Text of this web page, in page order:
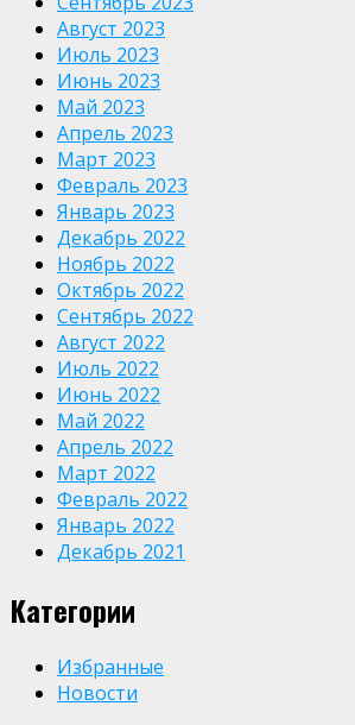
Август 2023
Июль 2023
Июнь 2023
Май 2023
Апрель 2023
Март 2023
Февраль 2023
Январь 2023
Декабрь 2022
Ноябрь 2022
Октябрь 2022
Сентябрь 2022
Август 2022
Июль 2022
Июнь 2022
Май 2022
Апрель 2022
Март 2022
Февраль 2022
Январь 2022
Декабрь 2021
Категории
Избранные
Новости